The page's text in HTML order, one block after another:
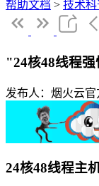
帮助文档 > 技术科
"24核48线程
发布人：烟火云官
24核48线程主